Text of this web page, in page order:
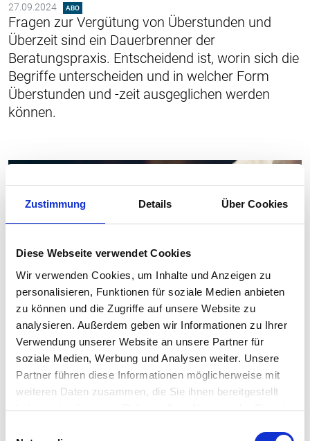
Zustimmung Details Über Cookies
Diese Webseite verwendet Cookies
Wir verwenden Cookies, um Inhalte und Anzeigen zu
personalisieren, Funktionen für soziale Medien anbieten
zu können und die Zugriffe auf unsere Website zu
analysieren. Außerdem geben wir Informationen zu Ihrer
Verwendung unserer Website an unsere Partner für
soziale Medien, Werbung und Analysen weiter. Unsere
Partner führen diese Informationen möglicherweise mit
weiteren Daten zusammen, die Sie ihnen bereitgestellt
haben oder die sie im Rahmen Ihrer Nutzung der Dienste
27.09.2024 ABO
Fragen zur Vergütung von Überstunden und
Überzeit sind ein Dauerbrenner der
Beratungspraxis. Entscheidend ist, worin sich die
Begriffe unterscheiden und in welcher Form
Überstunden und -zeit ausgeglichen werden
können.
ARBEIT UND RECHT ARBEITSVERTRAG DIGITAL
Abschluss von Arbeitsverträgen –
besser digital oder
handschriftlich?